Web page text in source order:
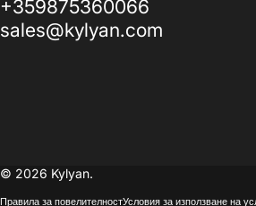
+359875360066
sales@kylyan.com
© 2026 Kylyan.
Правила за повелителностУсловия за използване на